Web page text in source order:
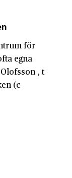
för
egna
, t
(c